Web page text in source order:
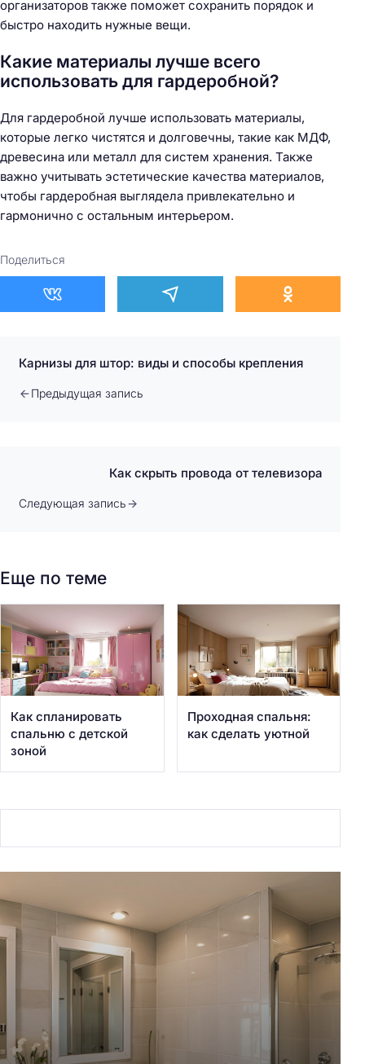
организаторов также поможет сохранить порядок и
быстро находить нужные вещи.
Какие материалы лучше всего
использовать для гардеробной?
Для гардеробной лучше использовать материалы,
которые легко чистятся и долговечны, такие как МДФ,
древесина или металл для систем хранения. Также
важно учитывать эстетические качества материалов,
чтобы гардеробная выглядела привлекательно и
гармонично с остальным интерьером.
Поделиться
Карнизы для штор: виды и способы крепления
Предыдущая запись
Как скрыть провода от телевизора
Следующая запись
Еще по теме
Как спланировать
спальню с детской
зоной
Проходная спальня:
как сделать уютной